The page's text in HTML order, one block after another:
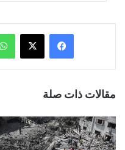
فيسبوك ‫X
مقالات ذات صلة